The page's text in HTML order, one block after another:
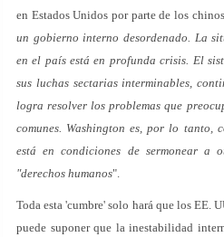
en Estados Unidos por parte de los
un gobierno interno desordenado. La
en el país está en profunda crisis. El
sus luchas sectarias interminables,
logra resolver los problemas que
comunes. Washington es, por lo tanto,
está en condiciones de sermonear a
"derechos humanos".
Toda esta 'cumbre' solo hará que los EE.
puede suponer que la inestabilidad